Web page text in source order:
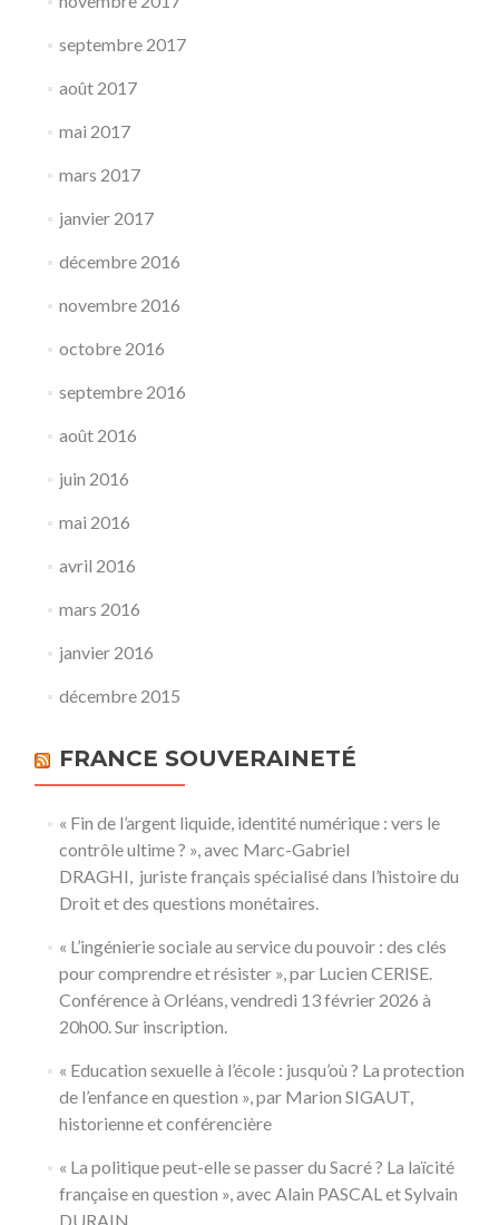
septembre 2017
août 2017
mai 2017
mars 2017
janvier 2017
décembre 2016
novembre 2016
octobre 2016
septembre 2016
août 2016
juin 2016
mai 2016
avril 2016
mars 2016
janvier 2016
décembre 2015
FRANCE SOUVERAINETÉ
« Fin de l’argent liquide, identité numérique : vers le
contrôle ultime ? », avec Marc-Gabriel
DRAGHI, juriste français spécialisé dans l’histoire du
Droit et des questions monétaires.
« L’ingénierie sociale au service du pouvoir : des clés
pour comprendre et résister », par Lucien CERISE.
Conférence à Orléans, vendredi 13 février 2026 à
20h00. Sur inscription.
« Education sexuelle à l’école : jusqu’où ? La protection
de l’enfance en question », par Marion SIGAUT,
historienne et conférencière
« La politique peut-elle se passer du Sacré ? La laïcité
française en question », avec Alain PASCAL et Sylvain
DURAIN.